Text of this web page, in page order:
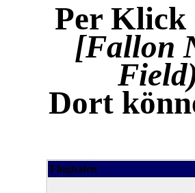
Per Klick
[Fallon
Dort
Flughafen